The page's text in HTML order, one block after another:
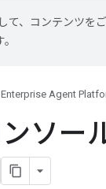
て、コンテンツを
Agent
ソー